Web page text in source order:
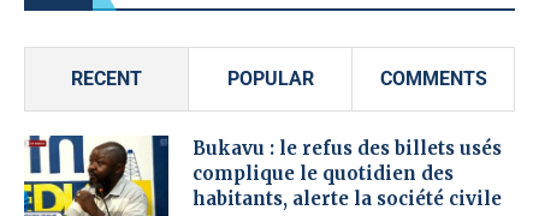
RECENT POPULAR COMMENTS
Bukavu : le refus des billets usés
complique le quotidien des
habitants, alerte la société civile